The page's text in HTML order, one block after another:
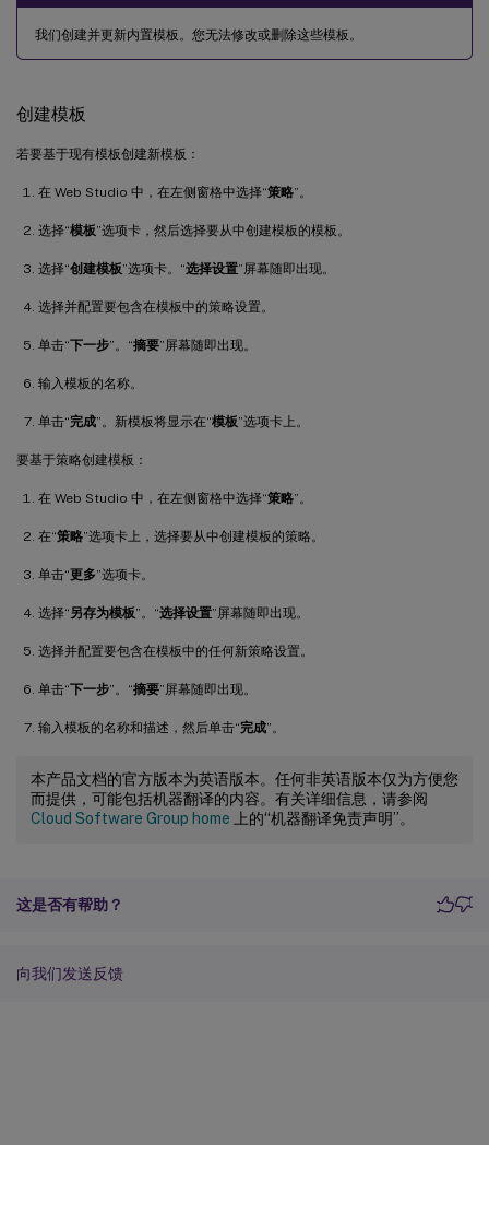
我们创建并更新内置模板。您无法修改或删除这些模板。
创建模板
若要基于现有模板创建新模板：
在 Web Studio 中，在左侧窗格中选择“策略”。
选择“模板”选项卡，然后选择要从中创建模板的模板。
选择“创建模板”选项卡。“选择设置”屏幕随即出现。
选择并配置要包含在模板中的策略设置。
单击“下一步”。“摘要”屏幕随即出现。
输入模板的名称。
单击“完成”。新模板将显示在“模板”选项卡上。
要基于策略创建模板：
在 Web Studio 中，在左侧窗格中选择“策略”。
在“策略”选项卡上，选择要从中创建模板的策略。
单击“更多”选项卡。
选择“ 另存为模板”。“选择设置”屏幕随即出现。
选择并配置要包含在模板中的任何新策略设置。
单击“下一步”。“摘要”屏幕随即出现。
输入模板的名称和描述，然后单击“完成”。
本产品文档的官方版本为英语版本。任何非英语版本仅为方便您
而提供，可能包括机器翻译的内容。有关详细信息，请参阅
Cloud Software Group home 上的“机器翻译免责声明”。
这是否有帮助？
向我们发送反馈